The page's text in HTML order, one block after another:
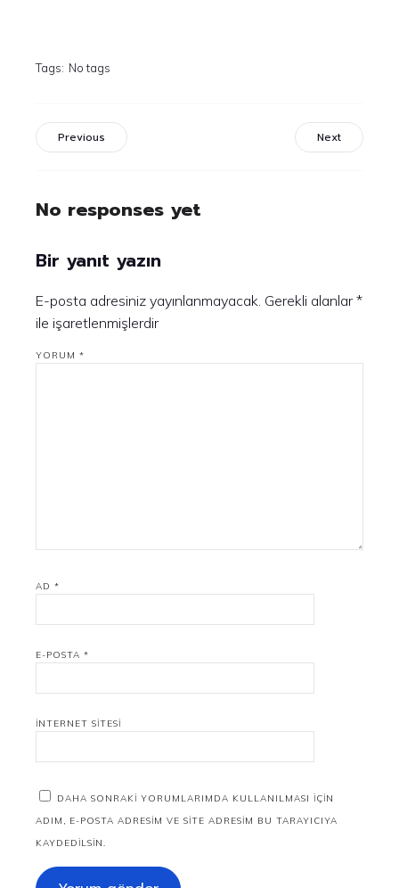
Tags: No tags
Previous Next
No responses yet
Bir yanıt yazın
E-posta adresiniz yayınlanmayacak. Gerekli alanlar*
ile işaretlenmişlerdir
YORUM *
AD *
E-POSTA *
İNTERNET SITESI
DAHA SONRAKI YORUMLARIMDA KULLANILMASI IÇIN
ADIM, E-POSTA ADRESIM VE SITE ADRESIM BU TARAYICIYA
KAYDEDILSIN.